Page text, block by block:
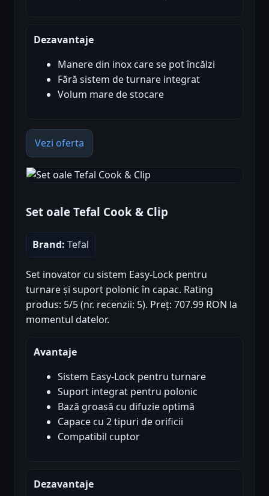
Dezavantaje
Manere din inox care se pot încălzi
Fără sistem de turnare integrat
Volum mare de stocare
Vezi oferta
Set oale Tefal Cook & Clip
Brand: Tefal
Set inovator cu sistem Easy-Lock pentru
turnare și suport polonic în capac. Rating
produs: 5/5 (nr. recenzii: 5). Preț: 707.99 RON la
momentul datelor.
Avantaje
Sistem Easy-Lock pentru turnare
Suport integrat pentru polonic
Bază groasă cu difuzie optimă
Capace cu 2 tipuri de orificii
Compatibil cuptor
Dezavantaje